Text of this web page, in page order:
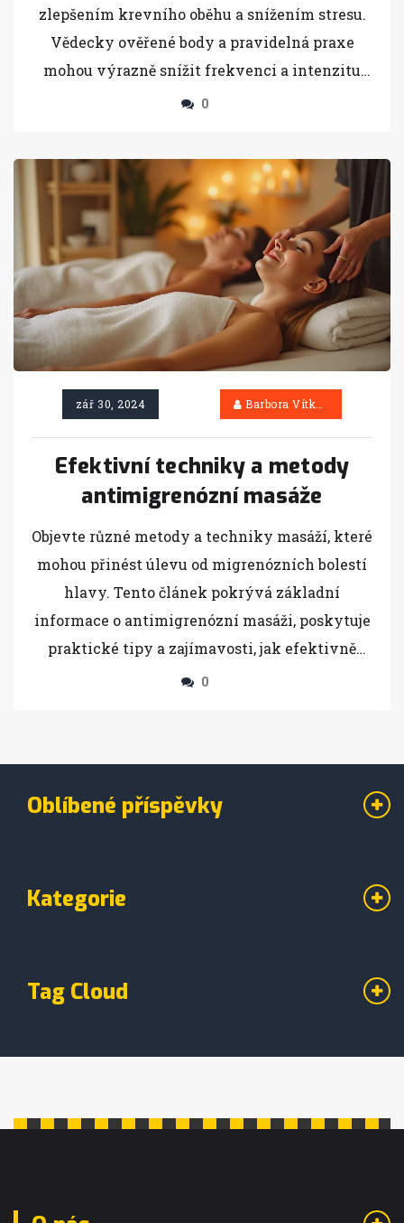
zlepšením krevního oběhu a snížením stresu.
Vědecky ověřené body a pravidelná praxe
mohou výrazně snížit frekvenci a intenzitu
bolestí.
0
zář 30, 2024 Barbora Vítková
Efektivní techniky a metody
antimigrenózní masáže
Objevte různé metody a techniky masáží, které
mohou přinést úlevu od migrenózních bolestí
hlavy. Tento článek pokrývá základní
informace o antimigrenózní masáži, poskytuje
praktické tipy a zajímavosti, jak efektivně
využívat masáž k boji s migrénou.
života.
0
Oblíbené příspěvky
Kategorie
Tag Cloud